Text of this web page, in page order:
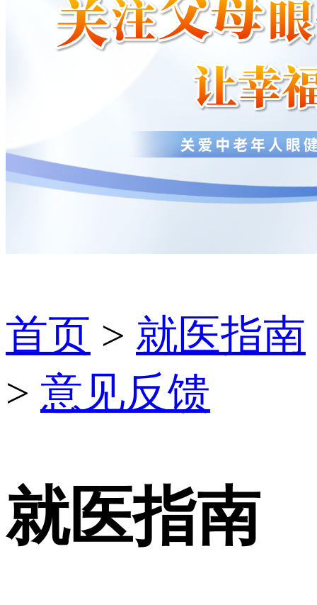
首页 > 就医指南
> 意见反馈
就医指南